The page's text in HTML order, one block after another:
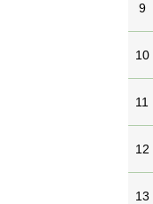
9
10
11
12
13